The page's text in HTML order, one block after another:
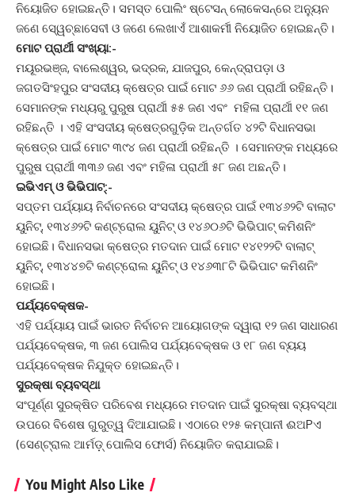
ନିୟୋଜିତ ହୋଇଛନ୍ତି। ସମସ୍ତ ପୋଲିଂ ଷ୍ଟେସନ୍‌ ଲୋକେସନ୍‌ରେ ଅନୁ୍ୟନ
ଜଣେ ସେ୍ୱଚ୍ଛାସେବୀ ଓ ଜଣେ ଲେଖାଏଁ ଆଶାକର୍ମୀ ନିୟୋଜିତ ହୋଇଛନ୍ତି।
ମୋଟ ପ୍ରାର୍ଥୀ ସଂଖ୍ୟା:-
ମୟୂରଭଞ୍ଜ, ବାଲେଶ୍ୱର, ଭଦ୍ରକ, ଯାଜପୁର, କେନ୍ଦ୍ରାପଡ଼ା ଓ
ଜଗତସିଂହପୁର ସଂସଦୀୟ କ୍ଷେତ୍ର ପାଇଁ ମୋଟ ୬୬ ଜଣ ପ୍ରାର୍ଥୀ ରହିଛନ୍ତି।
ସେମାନଙ୍କ ମଧ୍ୟରୁ ପୁରୁଷ ପ୍ରାର୍ଥୀ ୫୫ ଜଣ ଏବଂ ମହିଳା ପ୍ରାର୍ଥୀ ୧୧ ଜଣ
ରହିଛନ୍ତି । ଏହି ସଂସଦୀୟ କ୍ଷେତ୍ରଗୁଡ଼ିକ ଅନ୍ତର୍ଗତ ୪୨ଟି ବିଧାନସଭା
କ୍ଷେତ୍ର ପାଇଁ ମୋଟ ୩୯୪ ଜଣ ପ୍ରାର୍ଥୀ ରହିଛନ୍ତି । ସେମାନଙ୍କ ମଧ୍ୟରେ
ପୁରୁଷ ପ୍ରାର୍ଥୀ ୩୩୬ ଜଣ ଏବଂ ମହିଳା ପ୍ରାର୍ଥୀ ୫୮ ଜଣ ଅଛନ୍ତି।
ଇଭିଏମ୍‌ ଓ ଭିଭିପାଟ୍‌:-
ସପ୍ତମ ପର୍ଯ୍ୟାୟ ନିର୍ବାଚନରେ ସଂସଦୀୟ କ୍ଷେତ୍ର ପାଇଁ ୧୩୪୬୨ଟି ବାଲାଟ
ୟୁନିଟ୍‌, ୧୩୪୬୨ଟି କଣ୍ଟ୍ରୋଲ ୟୁନିଟ୍‌ ଓ ୧୪୬୦୬ଟି ଭିଭିପାଟ୍‌ କମିଶନିଂ
ହୋଇଛି। ବିଧାନସଭା କ୍ଷେତ୍ର ମତଦାନ ପାଇଁ ମୋଟ ୧୪୧୨୨ଟି ବାଲାଟ୍‌
ୟୁନିଟ୍‌, ୧୩୪୪୭ଟି କଣ୍ଟ୍ରୋଲ ୟୁନିଟ୍‌ ଓ ୧୪୬୩୮ଟି ଭିଭିପାଟ କମିଶନିଂ
ହୋଇଛି।
ପର୍ଯ୍ୟବେକ୍ଷକ-
ଏହି ପର୍ଯ୍ୟାୟ ପାଇଁ ଭାରତ ନିର୍ବାଚନ ଆୟୋଗଙ୍କ ଦ୍ୱାରା ୧୨ ଜଣ ସାଧାରଣ
ପର୍ଯ୍ୟବେକ୍ଷକ, ୩ ଜଣ ପୋଲିସ ପର୍ଯ୍ୟବେକ୍ଷକ ଓ ୧୮ ଜଣ ବ୍ୟୟ
ପର୍ଯ୍ୟବେକ୍ଷକ ନିଯୁକ୍ତ ହୋଇଛନ୍ତି।
ସୁରକ୍ଷା ବ୍ୟବସ୍ଥା
ସଂପୂର୍ଣ୍ଣ ସୁରକ୍ଷିତ ପରିବେଶ ମଧ୍ୟରେ ମତଦାନ ପାଇଁ ସୁରକ୍ଷା ବ୍ୟବସ୍ଥା
ଉପରେ ବିଶେଷ ଗୁରୁତ୍ୱ ଦିଆଯାଇଛି। ଏଠାରେ ୧୨୫ କମ୍ପାନୀ ଈଅPଏ
(ସେଣ୍ଟ୍ରାଲ ଆର୍ମଡ଼୍‌ ପୋଲିସ ଫୋର୍ସ) ନିୟୋଜିତ କରାଯାଇଛି।
You Might Also Like